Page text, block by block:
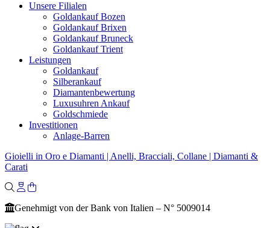
Unsere Filialen
Goldankauf Bozen
Goldankauf Brixen
Goldankauf Bruneck
Goldankauf Trient
Leistungen
Goldankauf
Silberankauf
Diamantenbewertung
Luxusuhren Ankauf
Goldschmiede
Investitionen
Anlage-Barren
Gioielli in Oro e Diamanti | Anelli, Bracciali, Collane | Diamanti &
Carati
Genehmigt von der Bank von Italien – N° 5009014